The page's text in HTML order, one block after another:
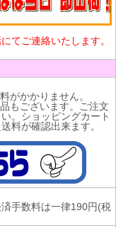
てご連絡いたします。
がかかりません。
もございます。ご注文
。ショッピングカート
料が確認出来ます。
手数料は一律190円(税